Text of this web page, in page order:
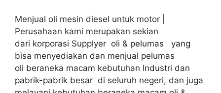
Menjual oli mesin diesel untuk motor |
Perusahaan kami merupakan sekian
dari korporasi Supplyer oli & pelumas yang
bisa menyediakan dan menjual pelumas
oli beraneka macam kebutuhan Industri dan
pabrik-pabrik besar di seluruh negeri, dan juga